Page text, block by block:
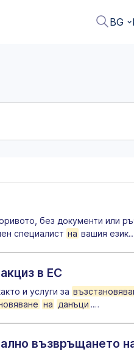
BG
без документи или
специалист на вашия език.
в ЕС
и услуги за
на данъци .…
възвръщането